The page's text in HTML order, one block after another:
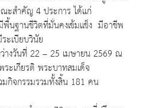
ะสำคัญ 4 ประการ ได้แก่
ฐานชีวิตที่มั่นคงเข้มแข็ง มีอาชีพ
เบียบวินัย
างวันที่ 22 – 25 เมษายน 2569 ณ
ะเกียรติ พระบาทสมเด็จ
มกิจกรรมรวมทั้งสิ้น 181 คน